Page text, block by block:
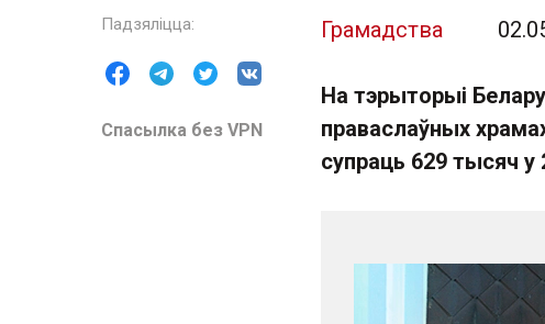
Спасылка без VPN
Грамадства
На тэрыторыі
праваслаўных
супраць 629 тысяч у